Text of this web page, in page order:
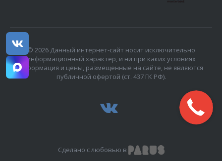
© 2026 Данный интернет-сайт носит исключительно
информационный характер, и ни при каких условиях
информация и цены, размещенные на сайте, не являются
публичной офертой (ст. 437 ГК РФ).
Сделано с любовью в